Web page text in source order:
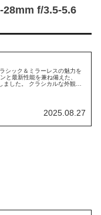
f/3.5-5.6
シック＆ミラーレスの魅力を
と最新性能を兼ね備えた、
ました。 クラシカルな外観と
2025.08.27